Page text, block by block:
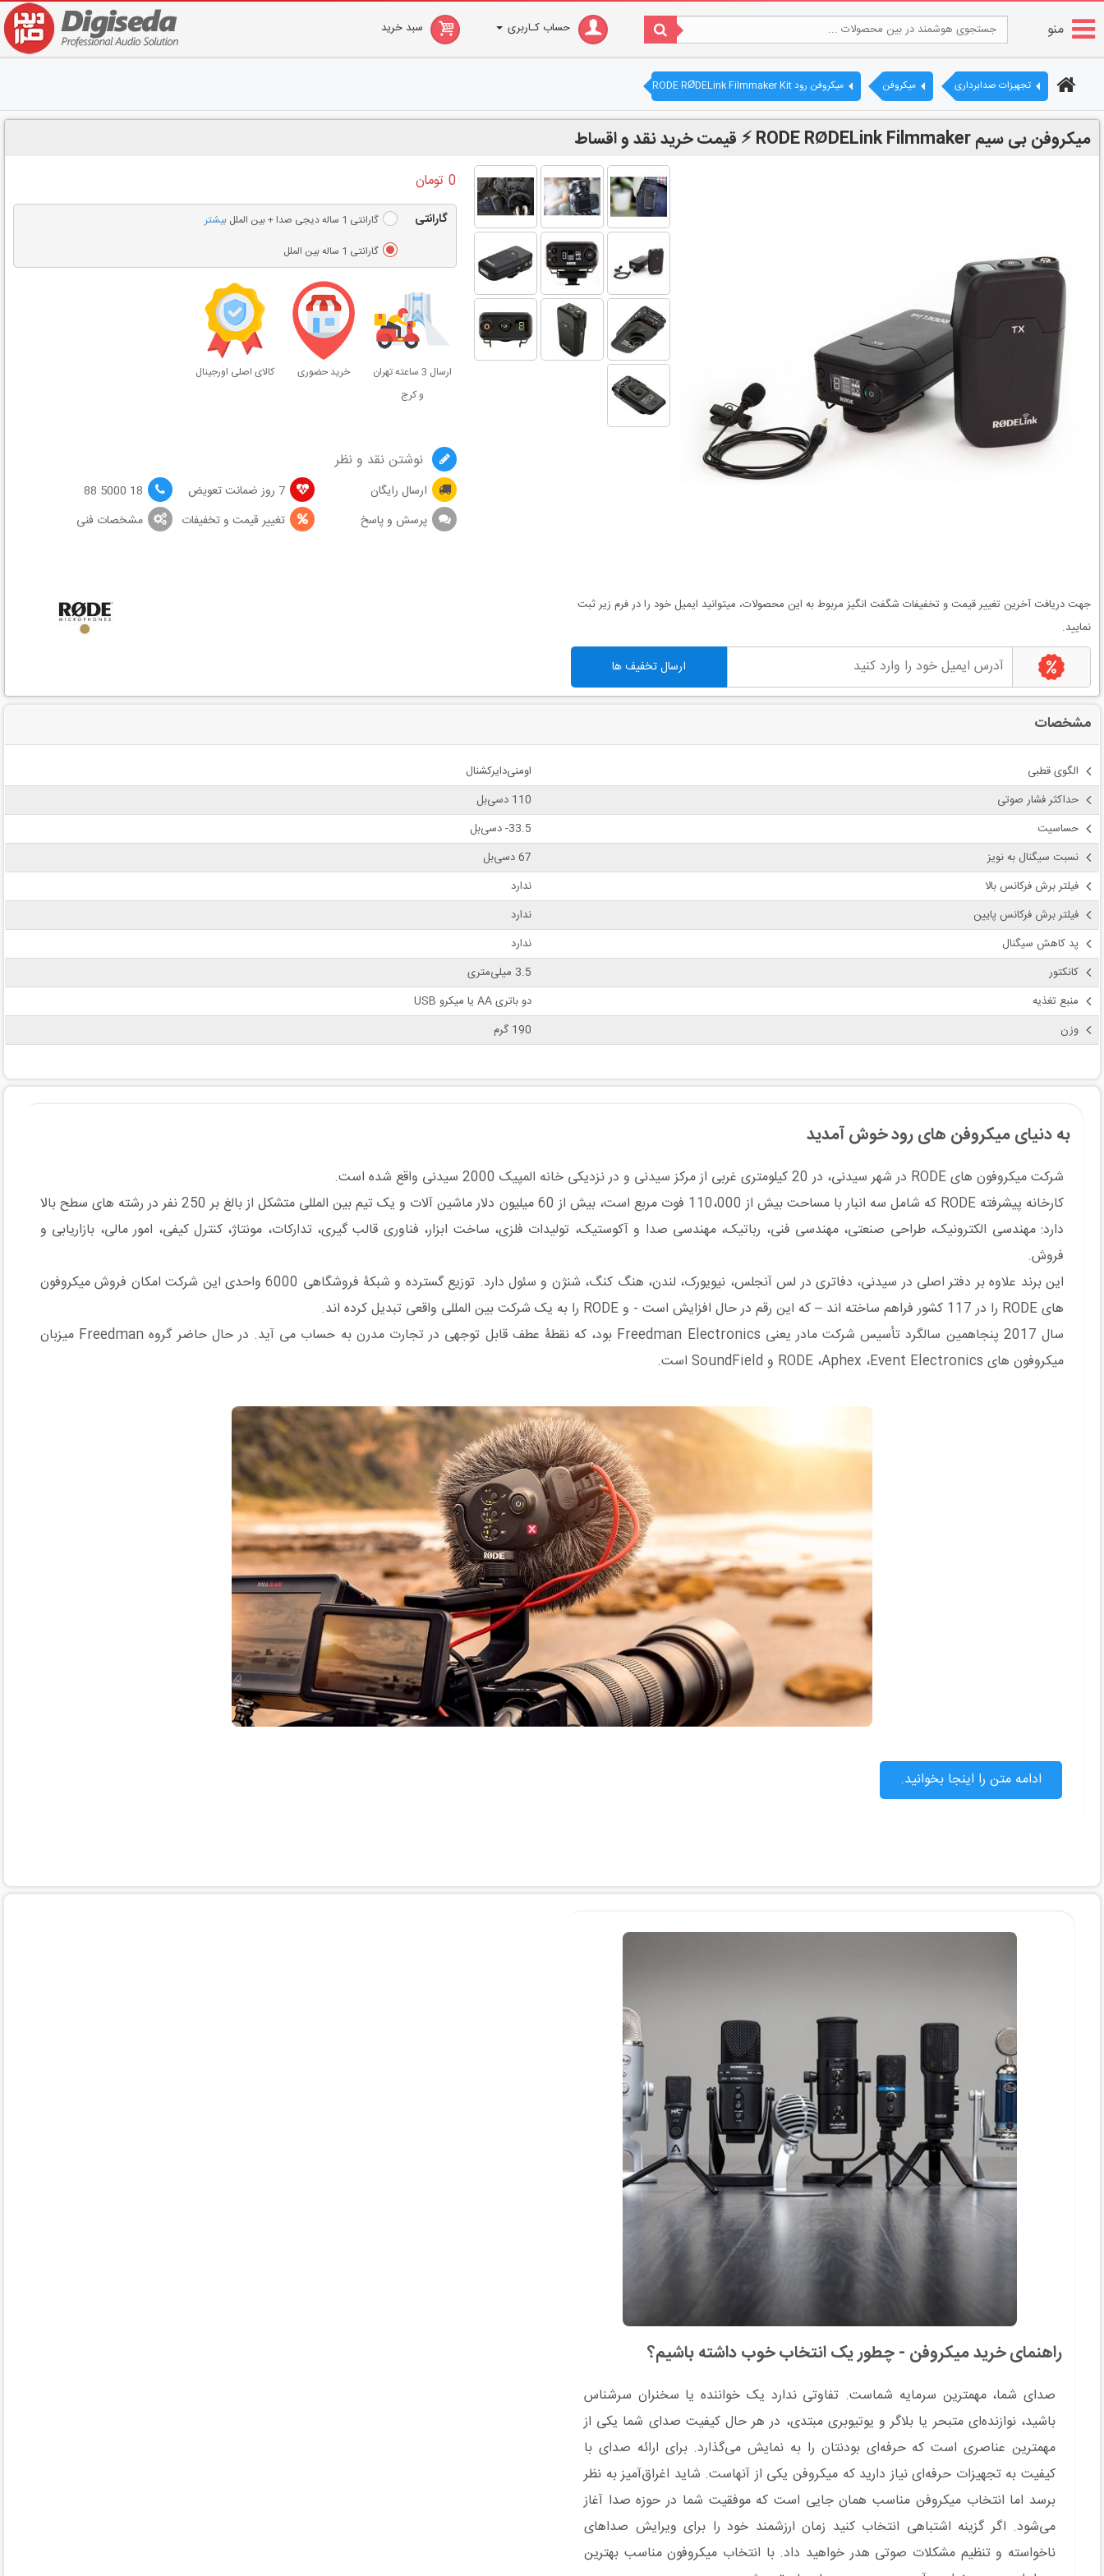
منو حساب کـاربری سبد خرید
تجهیزات صدابرداری میکروفن میکروفن رود RODE RØDELink Filmmaker Kit
میکروفن بی سیم RODE RØDELink Filmmaker ⚡ قیمت خرید نقد و اقساط
0 تومان
گارانتی گارانتی 1 ساله دیجی صدا + بین الملل
بیشتر
گارانتی 1 ساله بین الملل
ارسال 3 ساعته تهران
و کرج
خرید حضوری کالای اصلی اورجینال
نوشتن نقد و نظر
ارسال رایگان 7 روز ضمانت تعویض
18 5000 88
پرسش و پاسخ
تغییر قیمت و تخفیفات مشخصات فنی
جهت دریافت آخرین تغییر قیمت و تخفیفات شگفت انگیز مربوط به این محصولات، میتوانید ایمیل خود را در فرم زیر ثبت
نمایید.
مشخصات
الگوی قطبی
اومنی‌دایرکشنال
حداکثر فشار صوتی
110 دسی‌بل
حساسیت
33.5- دسی‌بل
نسبت سیگنال به نویز
67 دسی‌بل
فیلتر برش فرکانس بالا
ندارد
فیلتر برش فرکانس پایین
ندارد
پد کاهش سیگنال
ندارد
کانکتور
3.5 میلی‌متری
منبع تغذیه
دو باتری AA یا میکرو USB
وزن
190 گرم
به دنیای میکروفن های رود خوش آمدید
شرکت میکروفون های RODE در شهر سیدنی، در 20 کیلومتری غربی از مرکز سیدنی و در نزدیکی خانه المپیک 2000 سیدنی واقع شده است.
کارخانه پیشرفته RODE که شامل سه انبار با مساحت بیش از 110،000 فوت مربع است، بیش از 60 میلیون دلار ماشین آلات و یک تیم بین المللی متشکل از بالغ بر 250 نفر در رشته های سطح بالا
دارد: مهندسی الکترونیک، طراحی صنعتی، مهندسی فنی، رباتیک، مهندسی صدا و آکوستیک، تولیدات فلزی، ساخت ابزار، فناوری قالب گیری، تدارکات، مونتاژ، کنترل کیفی، امور مالی، بازاریابی و
فروش.
این برند علاوه بر دفتر اصلی در سیدنی، دفاتری در لس آنجلس، نیویورک، لندن، هنگ کنگ، شنژن و سئول دارد. توزیع گسترده و شبکۀ فروشگاهی 6000 واحدی این شرکت امکان فروش میکروفون
های RODE را در 117 کشور فراهم ساخته اند – که این رقم در حال افزایش است - و RODE را به یک شرکت بین المللی واقعی تبدیل کرده اند.
سال 2017 پنجاهمین سالگرد تأسیس شرکت مادر یعنی Freedman Electronics بود، که نقطۀ عطف قابل توجهی در تجارت مدرن به حساب می آید. در حال حاضر گروه Freedman میزبان
میکروفون های RODE ،Aphex ،Event Electronics و SoundField است.
ادامه متن را اینجا بخوانید.
راهنمای خرید میکروفن - چطور یک انتخاب خوب داشته باشیم؟
صدای شما، مهمترین سرمایه شماست. تفاوتی ندارد یک خواننده یا سخنران سرشناس
باشید، نوازنده‌ای متبحر یا بلاگر و یوتیوبری مبتدی، در هر حال کیفیت صدای شما یکی از
مهمترین عناصری است که حرفه‌ای بودنتان را به نمایش می‌گذارد. برای ارائه صدای با
کیفیت به تجهیزات حرفه‌ای نیاز دارید که میکروفن یکی از آنهاست. شاید اغراق‌آمیز به نظر
برسد اما انتخاب میکروفن مناسب همان جایی است که موفقیت شما در حوزه صدا آغاز
می‌شود. اگر گزینه اشتباهی انتخاب کنید زمان ارزشمند خود را برای ویرایش صداهای
ناخواسته و تنظیم مشکلات صوتی هدر خواهید داد. با انتخاب میکروفون مناسب بهترین